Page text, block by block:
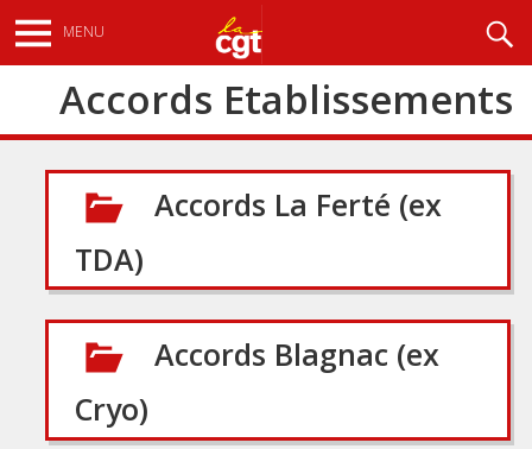
au
contenu
principal
MENU
Accords Etablissements
Accords La Ferté (ex
TDA)
Accords Blagnac (ex
Cryo)